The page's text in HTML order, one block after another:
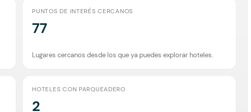
PUNTOS DE INTERÉS CERCANOS
77
Lugares cercanos desde los que ya puedes explorar hoteles.
HOTELES CON PARQUEADERO
2